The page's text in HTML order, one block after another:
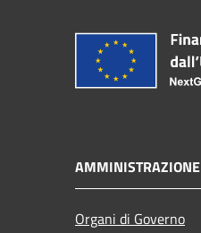
AMMINISTRAZIONE
Organi di Governo